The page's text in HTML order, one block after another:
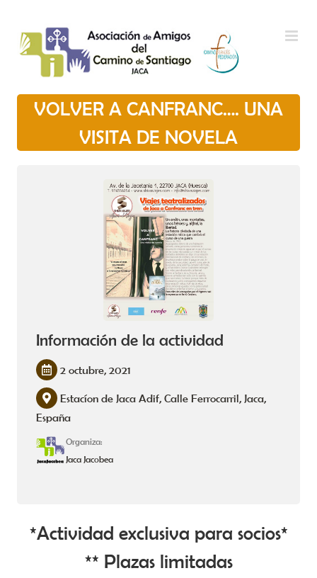
VOLVER A CANFRANC…. UNA
VISITA DE NOVELA
Información de la actividad
2 octubre, 2021
Estacíon de Jaca Adif, Calle Ferrocarril, Jaca,
España
Organiza:
Jaca Jacobea
*Actividad exclusiva para socios*
** Plazas limitadas